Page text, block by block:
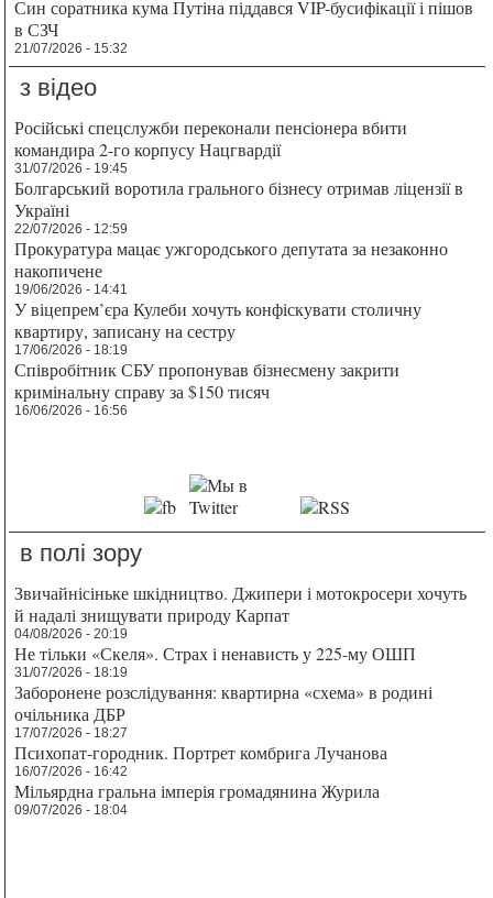
Син соратника кума Путіна піддався VIP-бусифікації і пішов
в СЗЧ
21/07/2026 - 15:32
з відео
Російські спецслужби переконали пенсіонера вбити
командира 2-го корпусу Нацгвардії
31/07/2026 - 19:45
Болгарський воротила грального бізнесу отримав ліцензії в
Україні
22/07/2026 - 12:59
Прокуратура мацає ужгородського депутата за незаконно
накопичене
19/06/2026 - 14:41
У віцепрем’єра Кулеби хочуть конфіскувати столичну
квартиру, записану на сестру
17/06/2026 - 18:19
Співробітник СБУ пропонував бізнесмену закрити
кримінальну справу за $150 тисяч
16/06/2026 - 16:56
в полі зору
Звичайнісіньке шкідництво. Джипери і мотокросери хочуть
й надалі знищувати природу Карпат
04/08/2026 - 20:19
Не тільки «Скеля». Страх і ненависть у 225-му ОШП
31/07/2026 - 18:19
Заборонене розслідування: квартирна «схема» в родині
очільника ДБР
17/07/2026 - 18:27
Психопат-городник. Портрет комбрига Лучанова
16/07/2026 - 16:42
Мільярдна гральна імперія громадянина Журила
09/07/2026 - 18:04